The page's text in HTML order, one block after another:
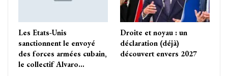
Les Etats-Unis
sanctionnent le envoyé
des forces armées cubain,
le collectif Alvaro…
Droite et noyau : un
déclaration (déjà)
découvert envers 2027